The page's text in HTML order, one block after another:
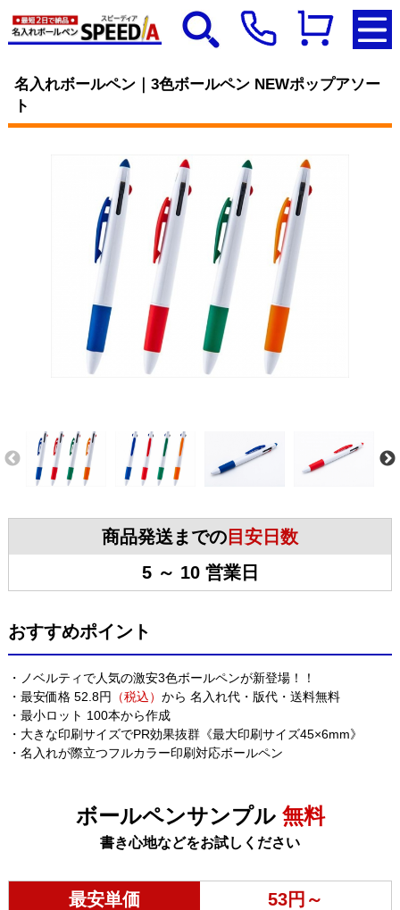
名入れボールペン｜3色ボールペン NEWポップアソー
ト
商品発送までの 目安日数
5 ～ 10 営業日
おすすめポイント
・ノベルティで人気の激安3色ボールペンが新登場！！
・最安価格 52.8円
（税込） から 名入れ代・版代・送料無料
・最小ロット 100本から作成
・大きな印刷サイズでPR効果抜群《最大印刷サイズ45×6mm》
・名入れが際立つフルカラー印刷対応ボールペン
ボールペンサンプル 無料
書き心地などをお試しください
最安単価 53円～